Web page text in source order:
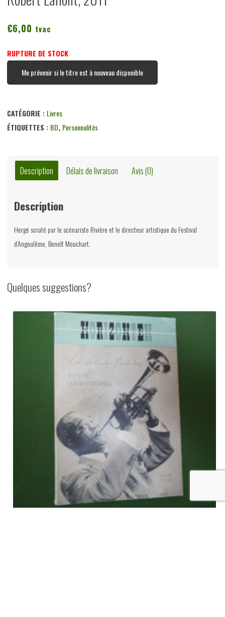
€6,00 tvac
RUPTURE DE STOCK
Me prévenir si le titre est à nouveau disponible
CATÉGORIE : Livres
ÉTIQUETTES : BD, Personnalités
Description Délais de livraison Avis (0)
Description
Hergé scruté par le scénariste Rivière et le directeur artistique du Festival
d’Angoulême, Benoît Mouchart.
Quelques suggestions?